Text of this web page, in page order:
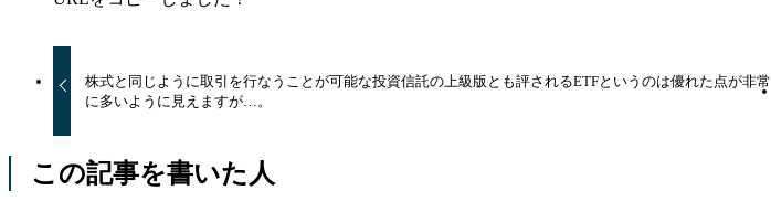
株式と同じように取引を行なうことが可能な投資信託の上級版とも評されるETFというのは優れた点が非常
に多いように見えますが…。
この記事を書いた人